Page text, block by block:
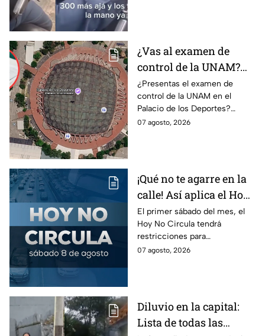
¿Vas al examen de
control de la UNAM?
Así puedes llegar al
Palacio de los Deportes
en Metro, camión y
Metrobús
¿Presentas el examen de
control de la UNAM en el
Palacio de los Deportes?
Consulta cómo llegar en
07 agosto, 2026
¡Qué no te agarre en la
calle! Así aplica el Hoy
No Circula el primer
sábado del mes
El primer sábado del mes, el
Hoy No Circula tendrá
restricciones para
determinados vehículos en la
07 agosto, 2026
Diluvio en la capital:
Lista de todas las